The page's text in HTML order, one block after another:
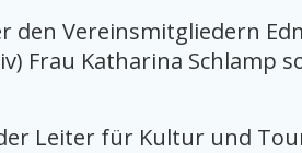
Vereinsmitgliedern
Frau Katharina
Leiter für Kultur und